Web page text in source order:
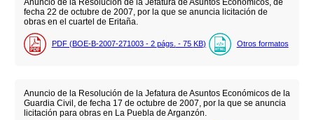
fecha 22 de octubre de 2007, por la que se anuncia licitación de
obras en el cuartel de Eritaña.
PDF (BOE-B-2007-271003 - 2 págs. - 75 KB) Otros formatos
Anuncio de la Resolución de la Jefatura de Asuntos Económicos de la
Guardia Civil, de fecha 17 de octubre de 2007, por la que se anuncia
licitación para obras en La Puebla de Arganzón.